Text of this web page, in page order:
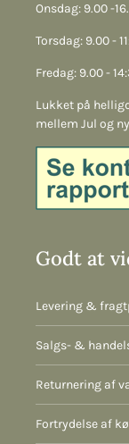
Onsdag: 9.00 -
Torsdag: 9.00 -
Fredag: 9.00 -
Lukket på
mellem Jul og
Godt at
Levering &
Salgs- &
Returnering af
Fortrydelse af